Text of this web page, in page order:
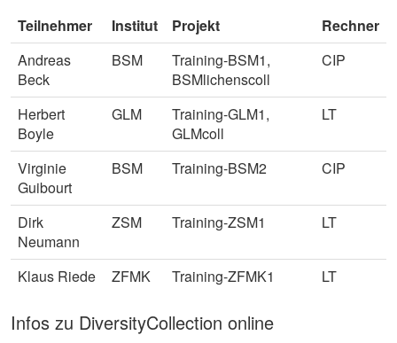
Teilnehmer
Institut Projekt
Rechner
Andreas
Beck
BSM
Training-BSM1,
BSMlichenscoll
CIP
Herbert
Boyle
GLM
Training-GLM1,
GLMcoll
LT
Virginie
Guibourt
BSM Training-BSM2 CIP
Dirk
Neumann
ZSM Training-ZSM1 LT
Klaus Riede ZFMK Training-ZFMK1 LT
Infos zu DiversityCollection online